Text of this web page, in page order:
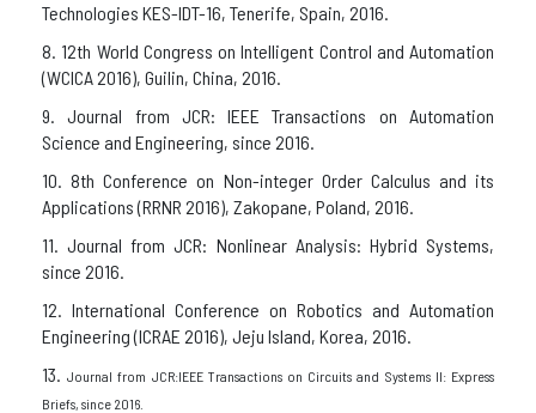
Technologies KES-IDT-16, Tenerife, Spain, 2016.
8. 12th World Congress on Intelligent Control and Automation
(WCICA 2016), Guilin, China, 2016.
9. Journal from JCR: IEEE Transactions on Automation
Science and Engineering, since 2016.
10. 8th Conference on Non-integer Order Calculus and its
Applications (RRNR 2016), Zakopane, Poland, 2016.
11. Journal from JCR: Nonlinear Analysis: Hybrid Systems,
since 2016.
12. International Conference on Robotics and Automation
Engineering (ICRAE 2016), Jeju Island, Korea, 2016.
13.Journal from JCR:IEEE Transactions on Circuits and Systems II: Express
Briefs, since 2016.